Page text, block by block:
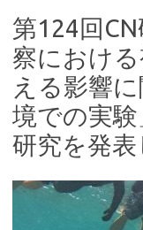
第124回
察におけ
える影響
境での実
研究を発表